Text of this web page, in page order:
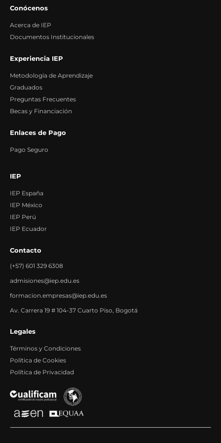
Conócenos
Acerca de IEP
Documentos Institucionales
Experiencia IEP
Metodología de Aprendizaje
Graduados
Preguntas Frecuentes
Becas y Financiación
Enlaces de Pago
Pago Seguro
IEP
IEP España
IEP México
IEP Perú
IEP Ecuador
Contacto
(+57) 601 329 6308
admisiones@iep.edu.es
formacion.empresas@iep.edu.es
Av. Carrera 19 # 104-37 Cuarto Piso, Bogotá
Legales
Términos y Condiciones
Política de Cookies
Política de Privacidad